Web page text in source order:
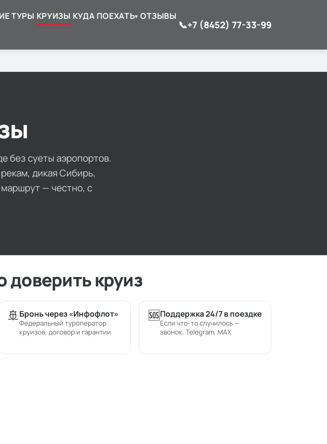
ТУРЫ КРУИЗЫ КУДА ПОЕХАТЬ▾ ОТЗЫВЫ
📞+7 (8452) 77-33-99
без суеты аэропортов.
дикая Сибирь,
— честно, с
круиз
🚢Бронь через «Инфофлот»
Федеральный туроператор
круизов, договор и гарантии
🆘Поддержка 24/7 в поездке
Если что-то случилось —
звонок, Telegram, MAX